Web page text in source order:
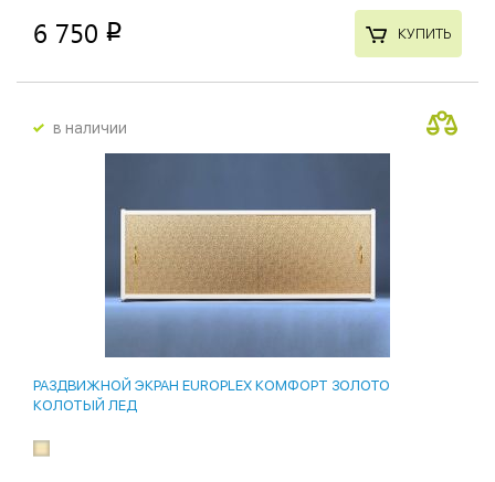
6 750 p КУПИТЬ
в наличии
РАЗДВИЖНОЙ ЭКРАН EUROPLEX КОМФОРТ ЗОЛОТО
КОЛОТЫЙ ЛЕД